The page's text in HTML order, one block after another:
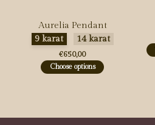
Aurelia Pendant
Maak een keuze:
9 karat 14 karat
€650,00
Choose options